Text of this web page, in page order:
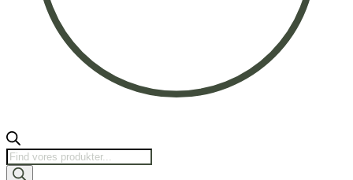
Products
search